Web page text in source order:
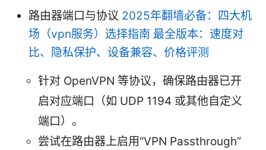
路由器端口与协议 2025年翻墙必备：四大机
场（vpn服务）选择指南 最全版本：速度对
比、隐私保护、设备兼容、价格评测
针对 OpenVPN 等协议，确保路由器已开
启对应端口（如 UDP 1194 或其他自定义
端口）。
尝试在路由器上启用“VPN Passthrough”